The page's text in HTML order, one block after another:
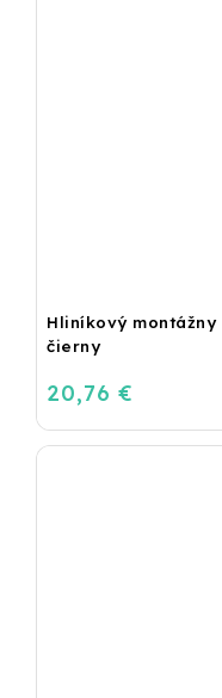
Hliníkový
čierny
20,76 €